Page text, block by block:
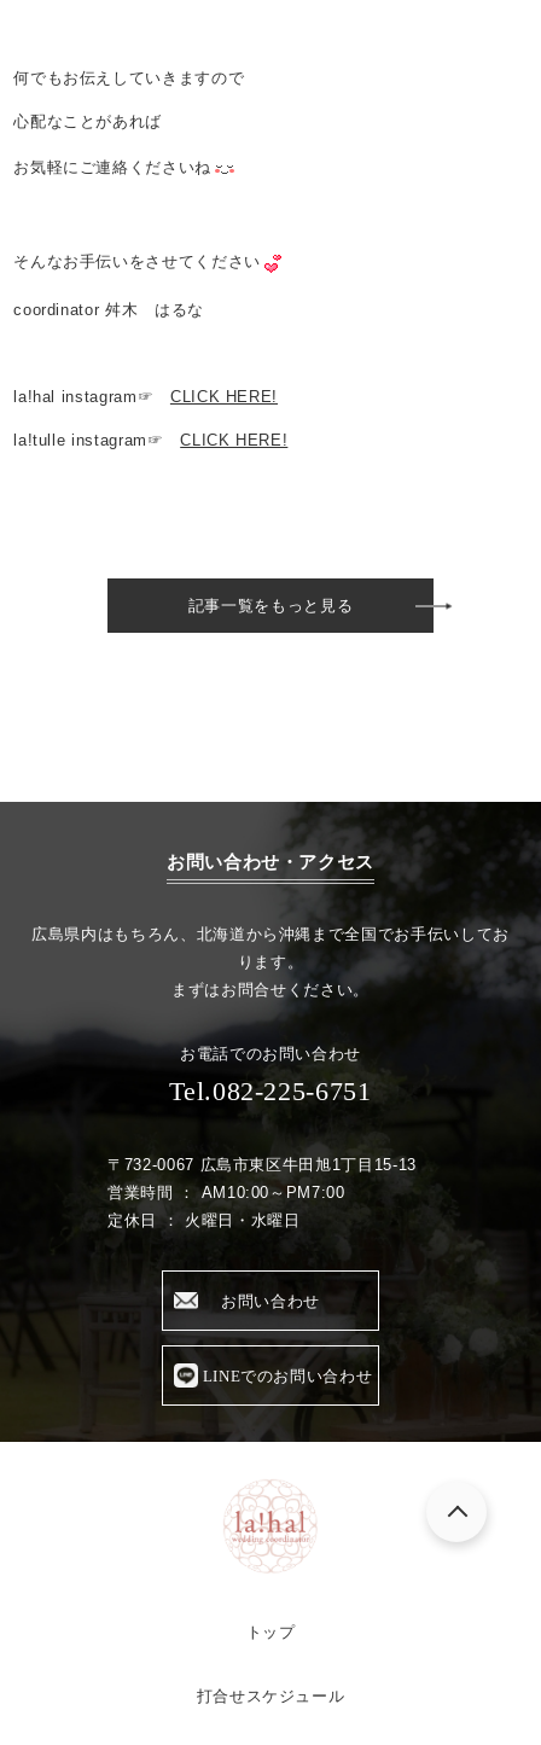
何でもお伝えしていきますので
心配なことがあれば
お気軽にご連絡くださいね
そんなお手伝いをさせてください
coordinator 舛木 はるな
la!hal instagram☞ CLICK HERE!
la!tulle instagram☞CLICK HERE!
記事一覧をもっと見る
お問い合わせ・アクセス
広島県内はもちろん、北海道から沖縄まで全国でお手伝いしてお
ります。
まずはお問合せください。
お電話でのお問い合わせ
Tel.082-225-6751
〒732-0067 広島市東区牛田旭1丁目15-13
営業時間 ： AM10:00～PM7:00
定休日 ： 火曜日・水曜日
お問い合わせ
LINEでのお問い合わせ
トップ
打合せスケジュール